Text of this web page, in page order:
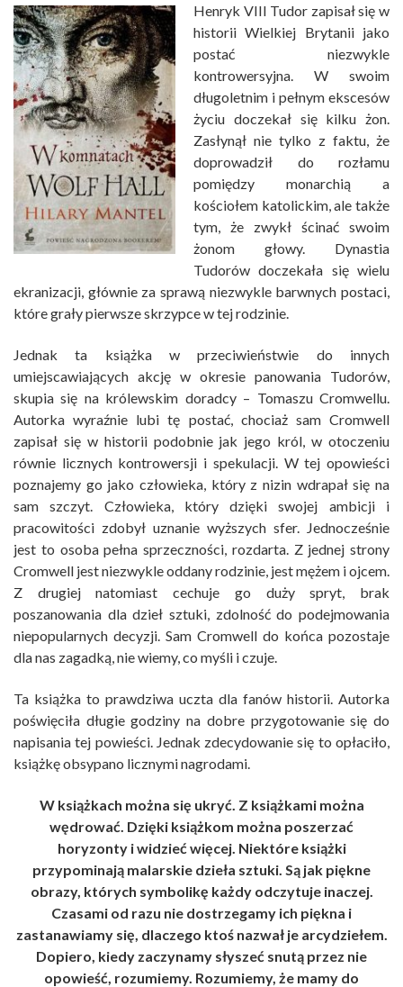
Henryk VIII Tudor zapisał się w
historii Wielkiej Brytanii jako
postać niezwykle
kontrowersyjna. W swoim
długoletnim i pełnym ekscesów
życiu doczekał się kilku żon.
Zasłynął nie tylko z faktu, że
doprowadził do rozłamu
pomiędzy monarchią a
kościołem katolickim, ale także
tym, że zwykł ścinać swoim
żonom głowy. Dynastia
Tudorów doczekała się wielu
ekranizacji, głównie za sprawą niezwykle barwnych postaci,
które grały pierwsze skrzypce w tej rodzinie.
Jednak ta książka w przeciwieństwie do innych
umiejscawiających akcję w okresie panowania Tudorów,
skupia się na królewskim doradcy – Tomaszu Cromwellu.
Autorka wyraźnie lubi tę postać, chociaż sam Cromwell
zapisał się w historii podobnie jak jego król, w otoczeniu
równie licznych kontrowersji i spekulacji. W tej opowieści
poznajemy go jako człowieka, który z nizin wdrapał się na
sam szczyt. Człowieka, który dzięki swojej ambicji i
pracowitości zdobył uznanie wyższych sfer. Jednocześnie
jest to osoba pełna sprzeczności, rozdarta. Z jednej strony
Cromwell jest niezwykle oddany rodzinie, jest mężem i ojcem.
Z drugiej natomiast cechuje go duży spryt, brak
poszanowania dla dzieł sztuki, zdolność do podejmowania
niepopularnych decyzji. Sam Cromwell do końca pozostaje
dla nas zagadką, nie wiemy, co myśli i czuje.
Ta książka to prawdziwa uczta dla fanów historii. Autorka
poświęciła długie godziny na dobre przygotowanie się do
napisania tej powieści. Jednak zdecydowanie się to opłaciło,
książkę obsypano licznymi nagrodami.
W książkach można się ukryć. Z książkami można
wędrować. Dzięki książkom można poszerzać
horyzonty i widzieć więcej. Niektóre książki
przypominają malarskie dzieła sztuki. Są jak piękne
obrazy, których symbolikę każdy odczytuje inaczej.
Czasami od razu nie dostrzegamy ich piękna i
zastanawiamy się, dlaczego ktoś nazwał je arcydziełem.
Dopiero, kiedy zaczynamy słyszeć snutą przez nie
opowieść, rozumiemy. Rozumiemy, że mamy do